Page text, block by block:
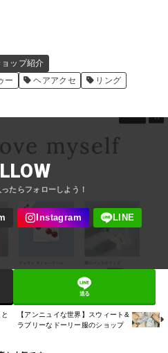
ップ紹介
ー ヘアアクセ
リング
送る
【アンニュイな世界】スウィート&
ラブリーなドーリー服のショップ